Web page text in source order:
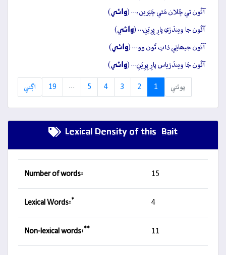
آئُون تي ڇُلان مَٿي ڇَپَرين،… (وائِي)
آئُون جا ويندَڙي پارِ پِرِيَنِ… (وائِي)
آئُون جيھائِي ذاتِ تُون وو… (وائِي)
آئُون جَا ويندَڙياس پارِ پِرِيَنِ… (وائِي)
پوئتي 1
2
3
4
5
…
19 اڳتي
Lexical Density of this Bait
Number of words: 15
Lexical Words:* 4
Non-lexical words:** 11